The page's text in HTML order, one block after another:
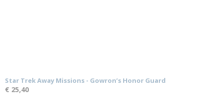
Star Trek Away Missions - Gowron’s Honor Guard
€ 25,40